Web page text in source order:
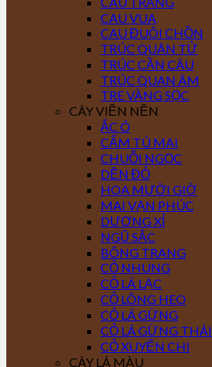
CAU VUA
CAU ĐUÔI CHỒN
TRÚC QUÂN TỬ
TRÚC CẦN CÂU
TRÚC QUAN ÂM
TRE VÀNG SỌC
CÂY VIỀN NỀN
ẮC Ó
CẨM TÚ MAI
CHUỖI NGỌC
DỀN ĐỎ
HOA MƯỜI GIỜ
MAI VẠN PHÚC
DƯƠNG XỈ
NGŨ SẮC
BÔNG TRANG
CỎ NHUNG
CỎ LÁ LẠC
CỎ LÔNG HEO
CỎ LÁ GỪNG
CỎ LÁ GỪNG THÁI
CỎ XUYẾN CHI
CÂY LÁ MÀU